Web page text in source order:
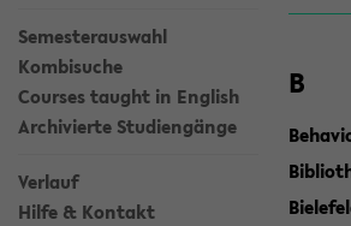
Semesterauswahl
Kombisuche
Courses taught in English
Archivierte Studiengänge
Verlauf
Hilfe & Kontakt
B